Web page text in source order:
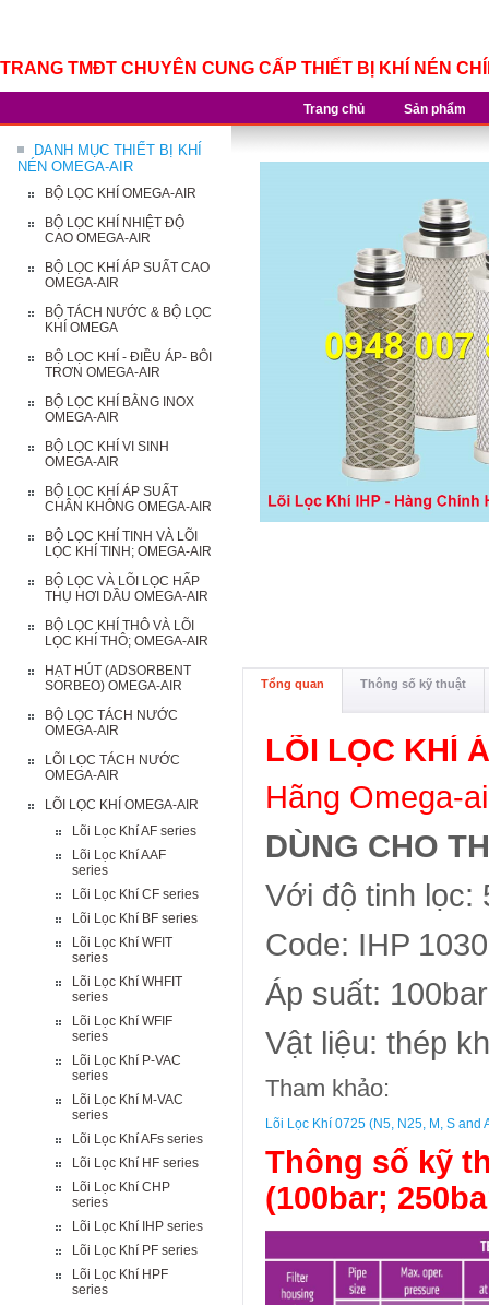
TRANG TMĐT CHUYÊN CUNG CẤP THIẾT BỊ KHÍ NÉN
Trang chủ Sản phẩm
DANH MỤC THIẾT BỊ KHÍ
NÉN OMEGA-AIR
BỘ LỌC KHÍ OMEGA-AIR
BỘ LỌC KHÍ NHIỆT ĐỘ
CAO OMEGA-AIR
BỘ LỌC KHÍ ÁP SUẤT CAO
OMEGA-AIR
BỘ TÁCH NƯỚC & BỘ LỌC
KHÍ OMEGA
BỘ LỌC KHÍ - ĐIỀU ÁP- BÔI
TRƠN OMEGA-AIR
BỘ LỌC KHÍ BẰNG INOX
OMEGA-AIR
BỘ LỌC KHÍ VI SINH
OMEGA-AIR
BỘ LỌC KHÍ ÁP SUẤT
CHÂN KHÔNG OMEGA-AIR
BỘ LỌC KHÍ TINH VÀ LÕI
LỌC KHÍ TINH; OMEGA-AIR
BỘ LỌC VÀ LÕI LỌC HẤP
THỤ HƠI DẦU OMEGA-AIR
BỘ LỌC KHÍ THÔ VÀ LÕI
LỌC KHÍ THÔ; OMEGA-AIR
HẠT HÚT (ADSORBENT
SORBEO) OMEGA-AIR
BỘ LỌC TÁCH NƯỚC
OMEGA-AIR
LÕI LỌC TÁCH NƯỚC
OMEGA-AIR
LÕI LỌC KHÍ OMEGA-AIR
Lõi Lọc Khí AF series
Lõi Lọc Khí AAF
series
Lõi Lọc Khí CF series
Lõi Lọc Khí BF series
Lõi Lọc Khí WFIT
series
Lõi Lọc Khí WHFIT
series
Lõi Lọc Khí WFIF
series
Lõi Lọc Khí P-VAC
series
Lõi Lọc Khí M-VAC
series
Lõi Lọc Khí AFs series
Lõi Lọc Khí HF series
Lõi Lọc Khí CHP
series
Lõi Lọc Khí IHP series
Lõi Lọc Khí PF series
Lõi Lọc Khí HPF
series
Tổng quan Thông số kỹ thuật
LÕI LỌC KHÍ
Hãng Omega-
DÙNG CHO
Với độ tinh lọc:
Code: IHP
Áp suất:
Vật liệu: thép
Tham khảo:
Lõi Lọc Khí 0725 (N5, N25, M, S and
Thông số kỹ
(100bar;